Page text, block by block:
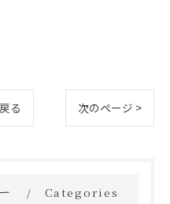
る 次のページ >
Categories